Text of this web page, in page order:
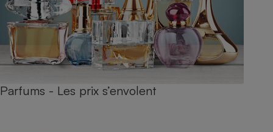
Parfums - Les prix s’envolent